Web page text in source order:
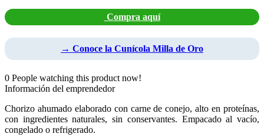
Compra aquí
→ Conoce la Cunícola Milla de Oro
0 People watching this product now!
Información del emprendedor
Chorizo ahumado elaborado con carne de conejo, alto en proteínas,
con ingredientes naturales, sin conservantes. Empacado al vacío,
congelado o refrigerado.